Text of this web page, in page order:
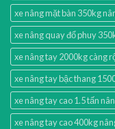
xe nâng mặt bàn 350kg
xe nâng quay đổ phuy
xe nâng tay 2000kg càng
xe nâng tay bậc thang
xe nâng tay cao 1.5 tấn
xe nâng tay cao 400kg